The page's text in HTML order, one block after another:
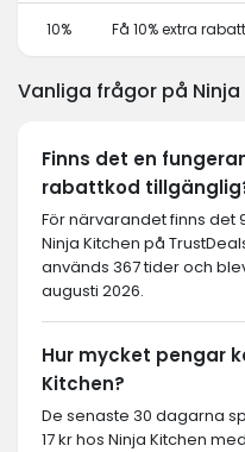
10% Få 10% extra
Vanliga frågor på Ninja
Finns det en
rabattkod
För närvarandet finns
Ninja Kitchen på
används 367 tider och
augusti 2026.
Hur mycket pengar
Kitchen?
De senaste 30 dagarna
17 kr hos Ninja Kitchen